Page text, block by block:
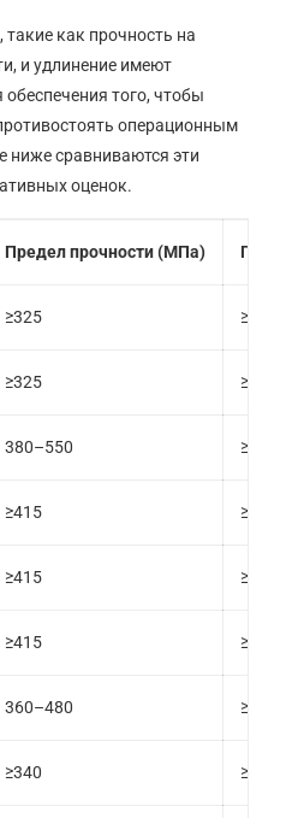
как прочность на
и удлинение имеют
того, чтобы
операционным
ниже сравниваются эти
оценок.
Предел прочности (МПа)
≥325 ≥180
≥325 ≥180
380–550 ≥205
≥415 ≥255
≥415 ≥205
≥415 ≥205
360–480 ≥235
≥340 ≥175